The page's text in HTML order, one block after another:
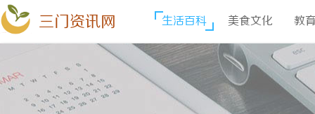
三门资讯网 生活百科 美食文化 教